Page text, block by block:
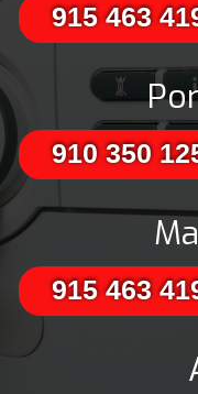
915 463
910 350
915 463